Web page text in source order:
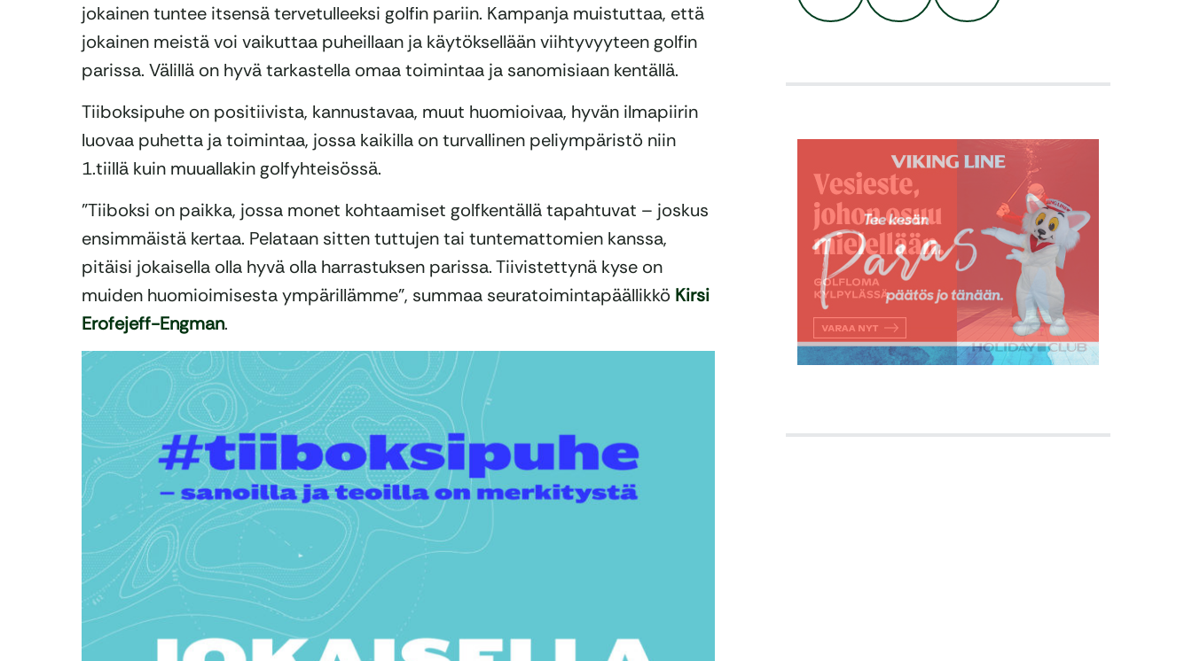
jokainen tuntee itsensä tervetulleeksi golfin pariin. Kampanja muistuttaa, että
jokainen meistä voi vaikuttaa puheillaan ja käytöksellään viihtyvyyteen golfin
parissa. Välillä on hyvä tarkastella omaa toimintaa ja sanomisiaan kentällä.
Tiiboksipuhe on positiivista, kannustavaa, muut huomioivaa, hyvän ilmapiirin
luovaa puhetta ja toimintaa, jossa kaikilla on turvallinen peliympäristö niin
1.tiillä kuin muuallakin golfyhteisössä.
”Tiiboksi on paikka, jossa monet kohtaamiset golfkentällä tapahtuvat – joskus
ensimmäistä kertaa. Pelataan sitten tuttujen tai tuntemattomien kanssa,
pitäisi jokaisella olla hyvä olla harrastuksen parissa. Tiivistettynä kyse on
muiden huomioimisesta ympärillämme”, summaa seuratoimintapäällikkö Kirsi
Erofejeff-Engman.